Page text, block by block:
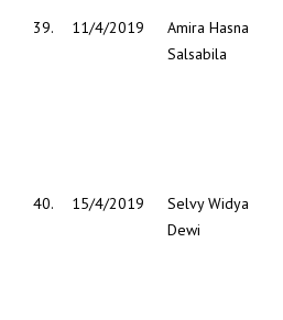
39. 11/4/2019
Amira Hasna
Salsabila
40. 15/4/2019
Selvy Widya
Dewi